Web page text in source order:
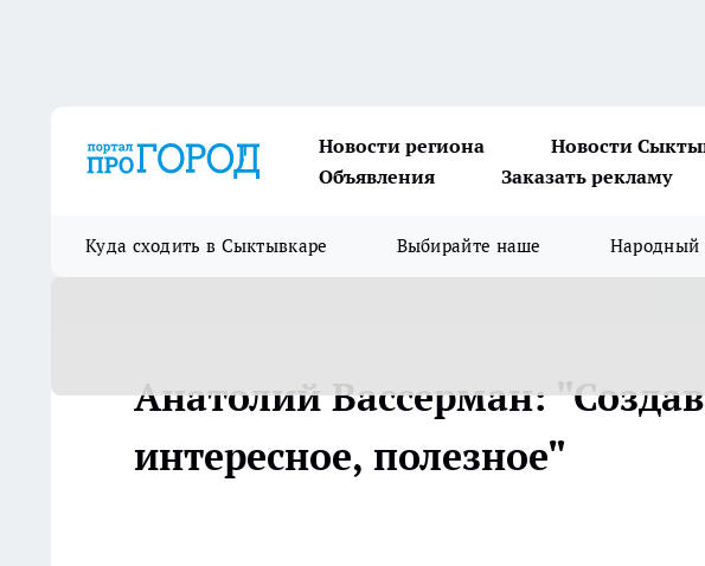
Новости региона Новости
Объявления
Заказать рекламу
Куда сходить в Сыктывкаре Выбирайте наше Народный
Анатолий Вассерман:
интересное, полезное"